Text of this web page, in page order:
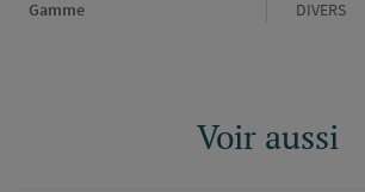
Gamme
Gamme
DIVERS
Voir aussi